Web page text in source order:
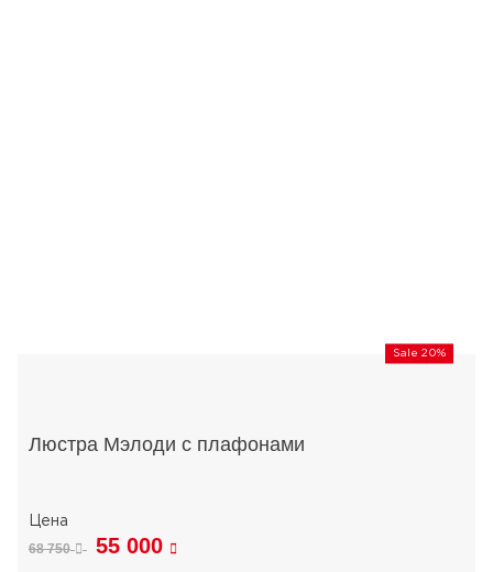
Sale 20%
Люстра Мэлоди с плафонами
68 750 55 000